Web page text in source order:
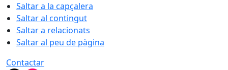
Saltar a la capçalera
Saltar al contingut
Saltar a relacionats
Saltar al peu de pàgina
Contactar